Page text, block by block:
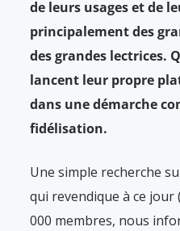
de leurs usages et de
principalement des
des grandes lectrices.
lancent leur propre
dans une démarche
fidélisation.
Une simple recherche
qui revendique à ce jour (
000 membres, nous